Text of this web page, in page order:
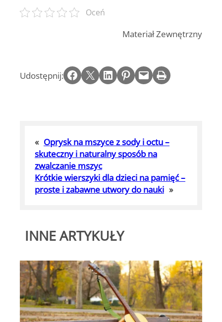
Oceń
Materiał Zewnętrzny
Udostępnij: Share on Facebook Email this Page Share on LinkedIn Share on Pinterest Email this Page Print this Page
« Oprysk na mszyce z sody i octu –
skuteczny i naturalny sposób na
zwalczanie mszyc
Krótkie wierszyki dla dzieci na pamięć –
proste i zabawne utwory do nauki »
INNE ARTYKUŁY